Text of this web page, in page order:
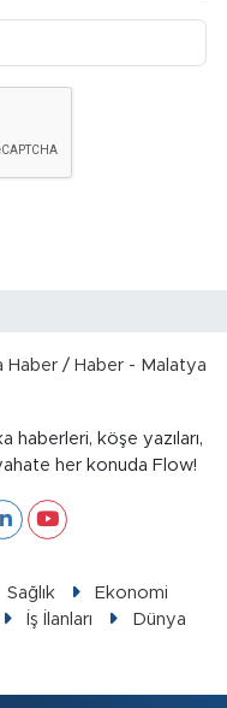
haberleri, köşe yazıları,
her konuda Flow!
Sağlık
Ekonomi
İş İlanları Dünya